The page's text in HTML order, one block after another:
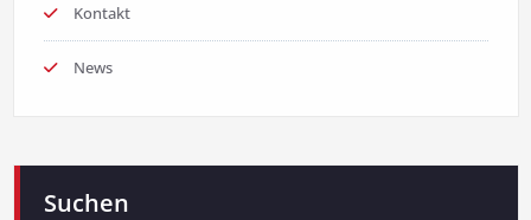
Kontakt
News
Suchen